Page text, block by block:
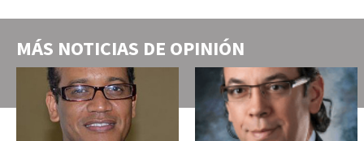
MÁS NOTICIAS DE OPINIÓN